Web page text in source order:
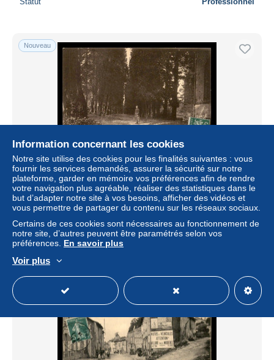
Nouveau
55 - CLERMONT-EN-ARGONNE - L'ALLEE DE STE-
ANNE - EDITEUR LANGLOIS-PETIT
± 7,86 $US
Statut Professionnel
Information concernant les cookies
Notre site utilise des cookies pour les finalités suivantes : vous
fournir les services demandés, assurer la sécurité sur notre
plateforme, garder en mémoire vos préférences afin de rendre
votre navigation plus agréable, réaliser des statistiques dans le
but d’adapter notre site à vos besoins, afficher des vidéos et
vous permettre de partager du contenu sur les réseaux sociaux.
Certains de ces cookies sont nécessaires au fonctionnement de
notre site, d’autres peuvent être paramétrés selon vos
préférences. En savoir plus
Voir plus